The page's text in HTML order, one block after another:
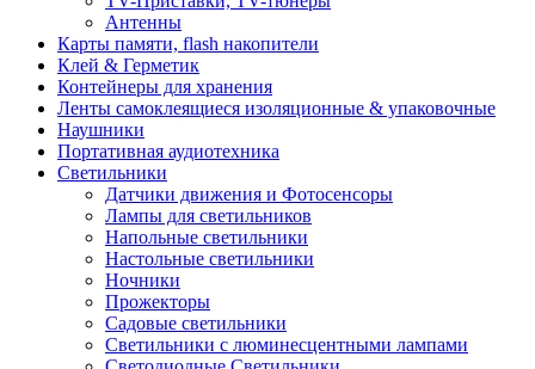
Антенны
Карты памяти, flash накопители
Клей & Герметик
Контейнеры для хранения
Ленты самоклеящиеся изоляционные & упаковочные
Наушники
Портативная аудиотехника
Светильники
Датчики движения и Фотосенсоры
Лампы для светильников
Напольные светильники
Настольные светильники
Ночники
Прожекторы
Садовые светильники
Светильники с люминесцентными лампами